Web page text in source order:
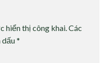
hiển thị công khai. Các
*